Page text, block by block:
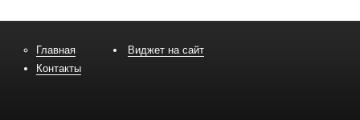
Главная
Контакты
Виджет на сайт